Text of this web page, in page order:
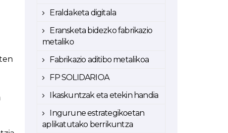
Eraldaketa digitala
Eransketa bidezko fabrikazio
metaliko
Fabrikazio aditibo metalikoa
FP SOLIDARIOA
Ikaskuntzak eta etekin handia
Ingurune estrategikoetan
aplikatutako berrikuntza